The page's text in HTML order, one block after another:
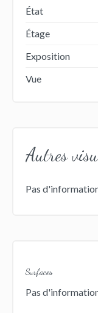
État
Étage
Exposition
Vue
Autres
Pas
Surfaces
Pas